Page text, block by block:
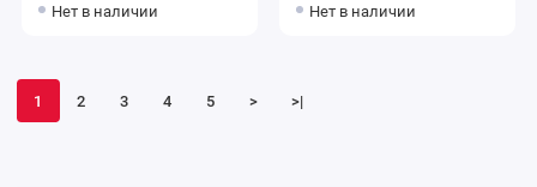
наволочкой 70х70
Нет в наличии
наволочкой 70х70 Машины
Нет в наличии
1 2 3 4 5 > >|